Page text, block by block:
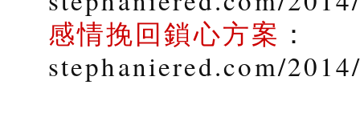
感情挽回鎖心方案 ：
stephaniered.com/